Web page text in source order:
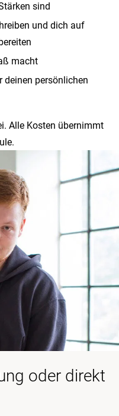
sind
und dich auf
macht
deinen persönlichen
Alle Kosten übernimmt
oder direkt